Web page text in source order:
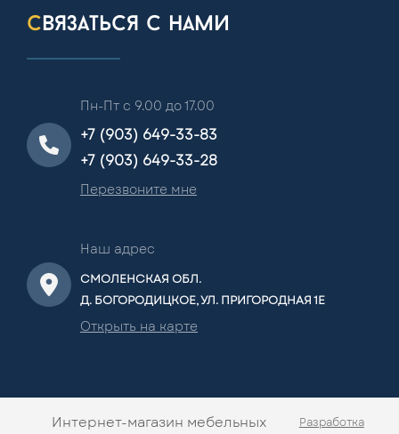
связаться с нами
Пн-Пт с 9.00 до 17.00
+7 (903) 649-33-83
+7 (903) 649-33-28
Перезвоните мне
Наш адрес
СМОЛЕНСКАЯ ОБЛ.
Д. БОГОРОДИЦКОЕ, УЛ. ПРИГОРОДНАЯ 1Е
Открыть на карте
Интернет-магазин мебельных Разработка